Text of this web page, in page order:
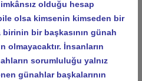
imkânsız olduğu hesap
olsa kimsenin kimseden bir
bir başkasının günah
olmayacaktır. İnsanların
sorumluluğu yalnız
günahlar başkalarının